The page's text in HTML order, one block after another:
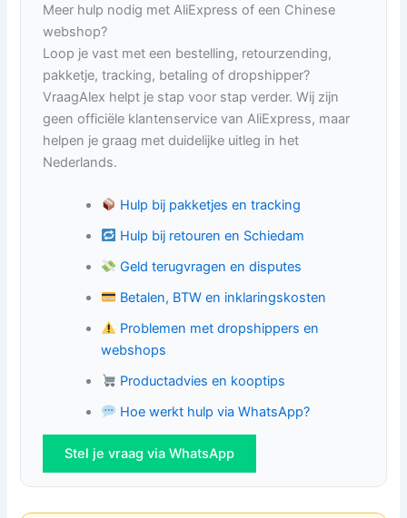
Meer hulp nodig met AliExpress of een Chinese
webshop?
Loop je vast met een bestelling, retourzending,
pakketje, tracking, betaling of dropshipper?
VraagAlex helpt je stap voor stap verder. Wij zijn
geen officiële klantenservice van AliExpress, maar
helpen je graag met duidelijke uitleg in het
Nederlands.
Hulp bij pakketjes en tracking
Hulp bij retouren en Schiedam
Geld terugvragen en disputes
Betalen, BTW en inklaringskosten
Problemen met dropshippers en
webshops
Productadvies en kooptips
Hoe werkt hulp via WhatsApp?
Stel je vraag via WhatsApp